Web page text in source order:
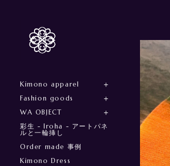
Kimono apparel
Fashion goods
WA OBJECT
彩生 - Iroha - アートパネ
ルと一輪挿し
Order made 事例
Kimono Dress